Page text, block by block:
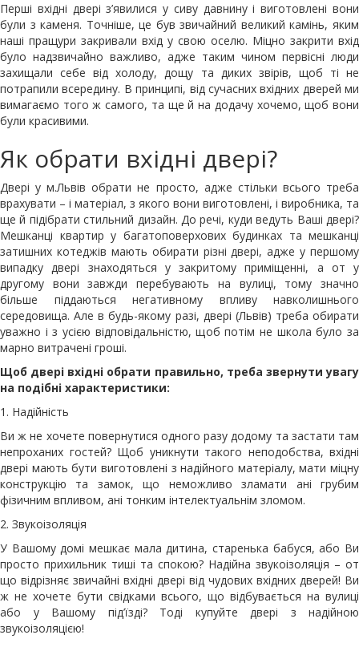
Перші вхідні двері з’явилися у сиву давнину і виготовлені вони
були з каменя. Точніше, це був звичайний великий камінь, яким
наші пращури закривали вхід у свою оселю. Міцно закрити вхід
було надзвичайно важливо, адже таким чином первісні люди
захищали себе від холоду, дощу та диких звірів, щоб ті не
потрапили всередину. В принципі, від сучасних вхідних дверей ми
вимагаємо того ж самого, та ще й на додачу хочемо, щоб вони
були красивими.
Як обрати вхідні двері?
Двері у м.Львів обрати не просто, адже стільки всього треба
врахувати – і матеріал, з якого вони виготовлені, і виробника, та
ще й підібрати стильний дизайн. До речі, куди ведуть Ваші двері?
Мешканці квартир у багатоповерхових будинках та мешканці
затишних котеджів мають обирати різні двері, адже у першому
випадку двері знаходяться у закритому приміщенні, а от у
другому вони завжди перебувають на вулиці, тому значно
більше піддаються негативному впливу навколишнього
середовища. Але в будь-якому разі, двері (Львів) треба обирати
уважно і з усією відповідальністю, щоб потім не школа було за
марно витрачені гроші.
Щоб двері вхідні обрати правильно, треба звернути увагу
на подібні характеристики:
1. Надійність
Ви ж не хочете повернутися одного разу додому та застати там
непроханих гостей? Щоб уникнути такого неподобства, вхідні
двері мають бути виготовлені з надійного матеріалу, мати міцну
конструкцію та замок, що неможливо зламати ані грубим
фізичним впливом, ані тонким інтелектуальнім зломом.
2. Звукоізоляція
У Вашому домі мешкає мала дитина, старенька бабуся, або Ви
просто прихильник тиші та спокою? Надійна звукоізоляція – от
що відрізняє звичайні вхідні двері від чудових вхідних дверей! Ви
ж не хочете бути свідками всього, що відбувається на вулиці
або у Вашому під’їзді? Тоді купуйте двері з надійною
звукоізоляцією!